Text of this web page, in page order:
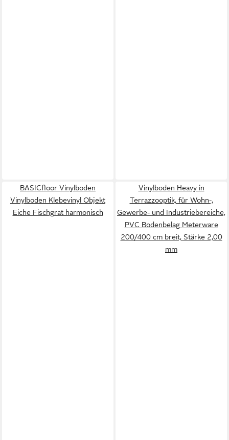
BASICfloor Vinylboden
Vinylboden Klebevinyl Objekt
Eiche Fischgrat harmonisch
Vinylboden Heavy in
Terrazzooptik, für Wohn-,
Gewerbe- und Industriebereiche,
PVC Bodenbelag Meterware
200/400 cm breit, Stärke 2,00
mm